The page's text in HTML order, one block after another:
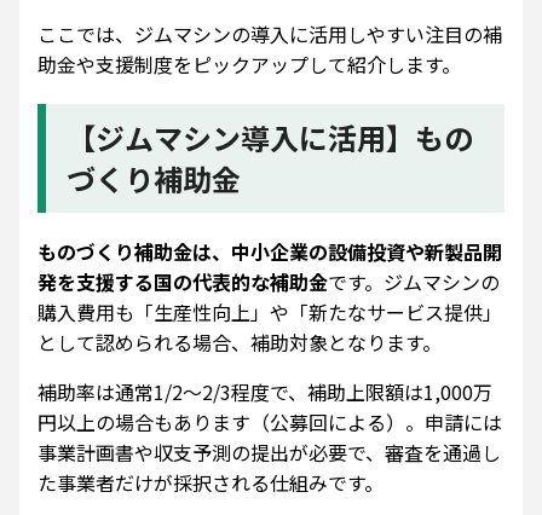
ここでは、ジムマシンの導入に活用しやすい注目の補
助金や支援制度をピックアップして紹介します。
【ジムマシン導入に活用】もの
づくり補助金
ものづくり補助金は、中小企業の設備投資や新製品開
発を支援する国の代表的な補助金です。ジムマシンの
購入費用も「生産性向上」や「新たなサービス提供」
として認められる場合、補助対象となります。
補助率は通常1/2～2/3程度で、補助上限額は1,000万
円以上の場合もあります（公募回による）。申請には
事業計画書や収支予測の提出が必要で、審査を通過し
た事業者だけが採択される仕組みです。